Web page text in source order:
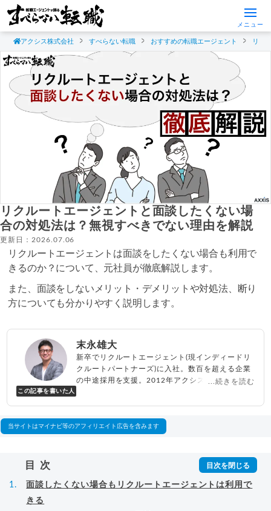
メニュー
アクシス株式会社 すべらない転職 おすすめの転職エージェント リク
リクルートエージェントと面談したくない場
合の対処法は？無視すべきでない理由を解説
更新日：2026.07.06
リクルートエージェントは面談をしたくない場合も利用で
きるのか？について、元社員が徹底解説します。
また、面談をしないメリット・デメリットや対処法、断り
方についても分かりやすく説明します。
この記事を書いた人
末永雄大
新卒でリクルートエージェント(現インディードリ
クルートパートナーズ)に入社。数百を超える企業
の中途採用を支援。2012年アクシス(株)設立、代
べらない転職エージェント
...続きを読む
当サイトはマイナビ等のアフィリエイト広告を含みます
目次
面談したくない場合もリクルートエージェントは利用で
きる